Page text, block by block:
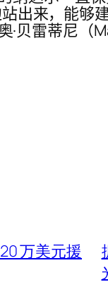
出来，能
·贝雷蒂尼
万美元援